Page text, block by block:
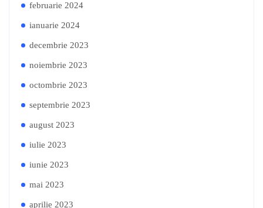
februarie 2024
ianuarie 2024
decembrie 2023
noiembrie 2023
octombrie 2023
septembrie 2023
august 2023
iulie 2023
iunie 2023
mai 2023
aprilie 2023